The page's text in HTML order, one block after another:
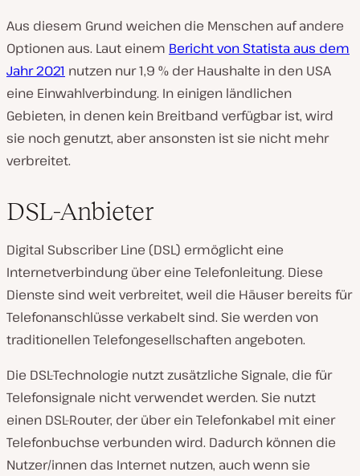
Aus diesem Grund weichen die Menschen auf andere
Optionen aus. Laut einem Bericht von Statista aus dem
Jahr 2021 nutzen nur 1,9 % der Haushalte in den USA
eine Einwahlverbindung. In einigen ländlichen
Gebieten, in denen kein Breitband verfügbar ist, wird
sie noch genutzt, aber ansonsten ist sie nicht mehr
verbreitet.
DSL-Anbieter
Digital Subscriber Line (DSL) ermöglicht eine
Internetverbindung über eine Telefonleitung. Diese
Dienste sind weit verbreitet, weil die Häuser bereits für
Telefonanschlüsse verkabelt sind. Sie werden von
traditionellen Telefongesellschaften angeboten.
Die DSL-Technologie nutzt zusätzliche Signale, die für
Telefonsignale nicht verwendet werden. Sie nutzt
einen DSL-Router, der über ein Telefonkabel mit einer
Telefonbuchse verbunden wird. Dadurch können die
Nutzer/innen das Internet nutzen, auch wenn sie